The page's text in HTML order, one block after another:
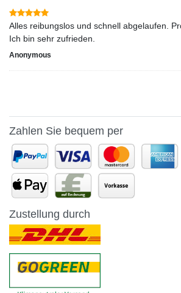
Alles reibungslos und schnell abgelaufen.
Ich bin sehr zufrieden.
Anonymous
Zahlen Sie bequem per
Zustellung durch